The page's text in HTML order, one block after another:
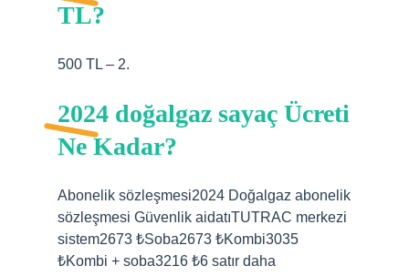
TL?
500 TL – 2.
2024 doğalgaz sayaç Ücreti
Ne Kadar?
Abonelik sözleşmesi2024 Doğalgaz abonelik
sözleşmesi Güvenlik aidatıTUTRAC merkezi
sistem2673 ₺Soba2673 ₺ Kombi 3035
₺ Kombi + soba3216 ₺ 6 satır daha